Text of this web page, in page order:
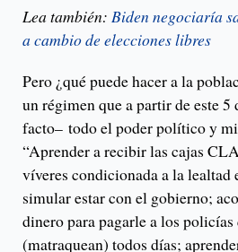
Lea también: Biden negociaría
a cambio de elecciones libres
Pero ¿qué puede hacer a la
un régimen que a partir de este 5
facto– todo el poder político y
“Aprender a recibir las cajas
víveres condicionada a la lealtad
simular estar con el gobierno;
dinero para pagarle a los
(matraquean) todos días;